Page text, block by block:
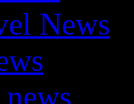
News
news